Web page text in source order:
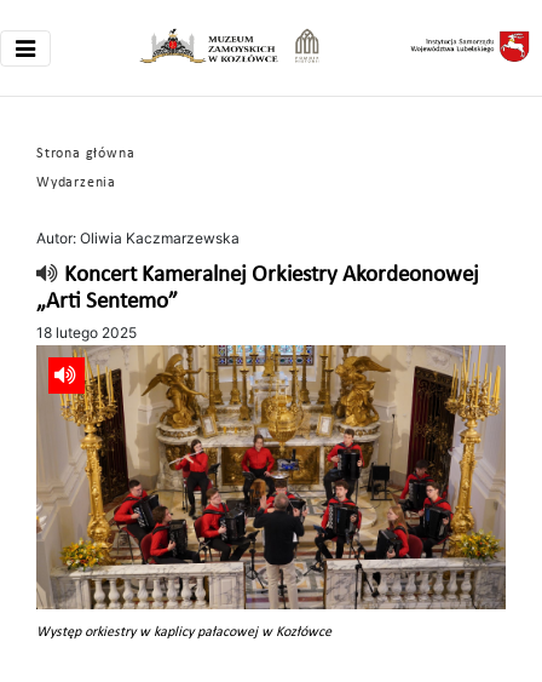
Strona główna
Wydarzenia
Autor: Oliwia Kaczmarzewska
Koncert Kameralnej Orkiestry Akordeonowej
„Arti Sentemo”
18 lutego 2025
Występ orkiestry w kaplicy pałacowej w Kozłówce